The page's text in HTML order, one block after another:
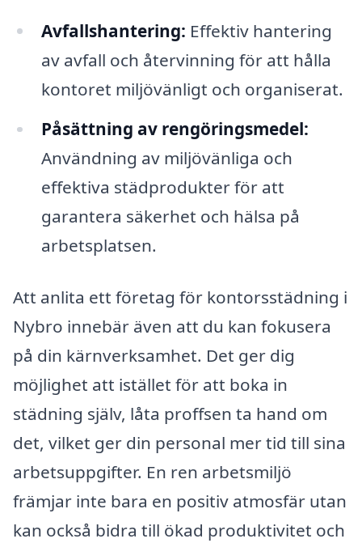
Avfallshantering: Effektiv hantering
av avfall och återvinning för att hålla
kontoret miljövänligt och organiserat.
Påsättning av rengöringsmedel:
Användning av miljövänliga och
effektiva städprodukter för att
garantera säkerhet och hälsa på
arbetsplatsen.
Att anlita ett företag för kontorsstädning i
Nybro innebär även att du kan fokusera
på din kärnverksamhet. Det ger dig
möjlighet att istället för att boka in
städning själv, låta proffsen ta hand om
det, vilket ger din personal mer tid till sina
arbetsuppgifter. En ren arbetsmiljö
främjar inte bara en positiv atmosfär utan
kan också bidra till ökad produktivitet och